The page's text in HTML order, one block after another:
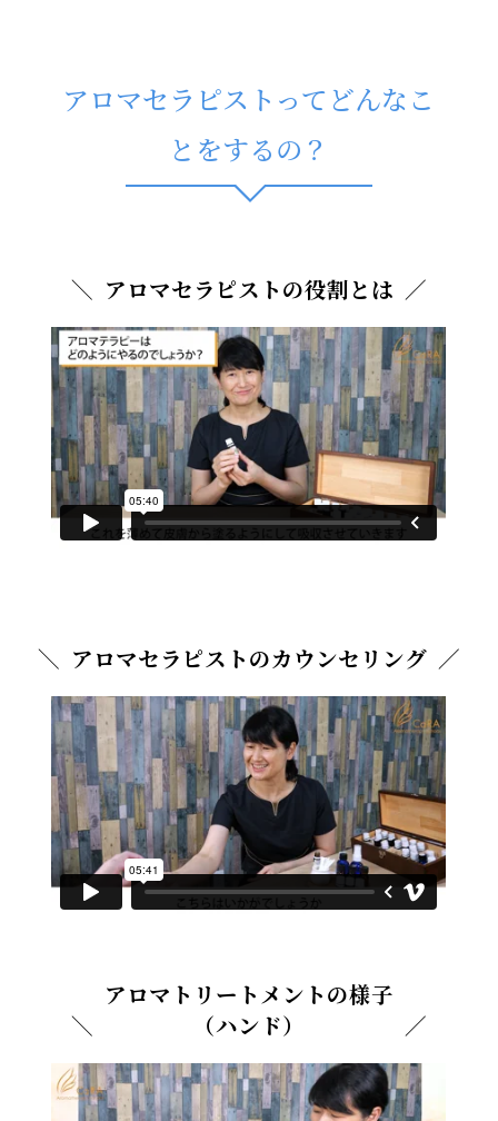
アロマセラピストってどんなこ
とをするの？
アロマセラピストの役割とは
アロマセラピストのカウンセリング
アロマトリートメントの様子
（ハンド）